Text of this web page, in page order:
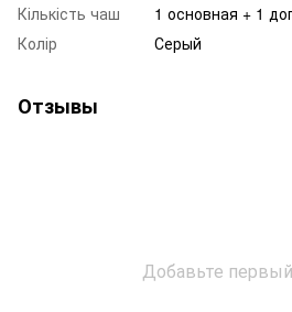
Кількість чаш
1 основная + 1
Колір
Серый
Отзывы
Добавьте